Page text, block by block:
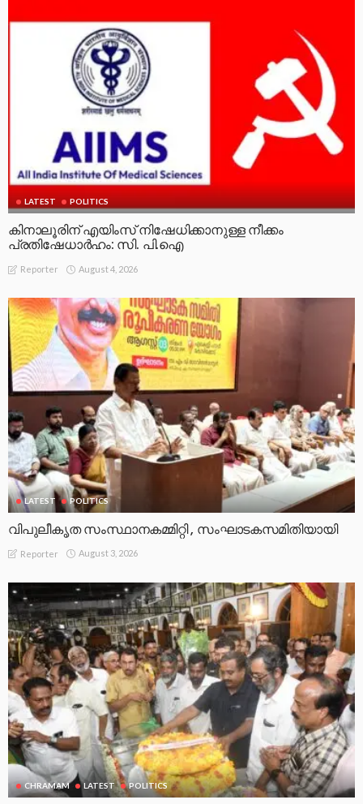
LATEST POLITICS
കിനാലൂരിന് എയിംസ് നിഷേധിക്കാനുള്ള നീക്കം
പ്രതിഷേധാർഹം: സി. പി.ഐ
Reporter August 4, 2026
LATEST POLITICS
വിപുലീകൃത സംസ്ഥാനകമ്മിറ്റി , സംഘാടകസമിതിയായി
Reporter August 3, 2026
CHRAMAM LATEST POLITICS